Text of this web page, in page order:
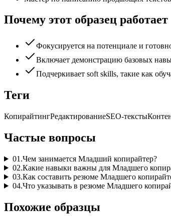
Почему этот образец работает
Фокусируется на потенциале и
Включает демонстрацию базовых
Подчеркивает soft skills, такие как
Теги
КопирайтингРедактированиеSEO-тексты
Частые вопросы
01 .Чем занимается Младший копирайтер?
02.Какие навыки важны для Младшего
03.Как составить резюме Младшего
04.Что указывать в резюме Младшего
Похожие образцы